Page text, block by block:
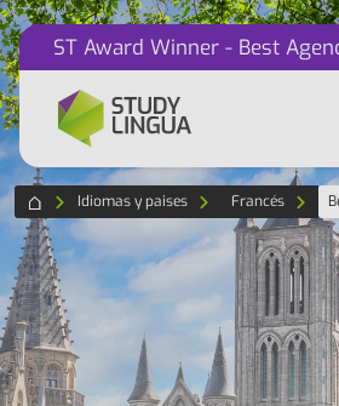
ST Award Winner - Best
Idiomas y paises Francés